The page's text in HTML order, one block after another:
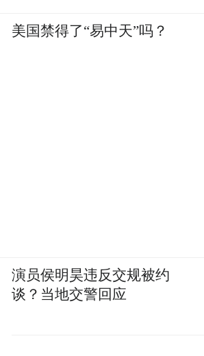
美国禁得了“易中天”吗？
演员侯明昊违反交规被约
谈？当地交警回应